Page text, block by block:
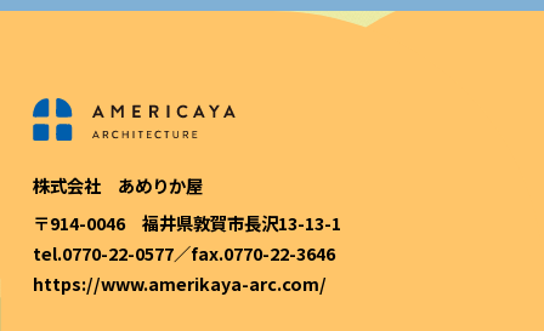
株式会社 あめりか屋
〒914-0046 福井県敦賀市長沢13-13-1
tel.0770-22-0577／fax.0770-22-3646
https://www.amerikaya-arc.com/